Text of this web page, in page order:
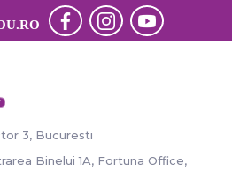
3, Bucuresti
Binelui 1A, Fortuna Office,